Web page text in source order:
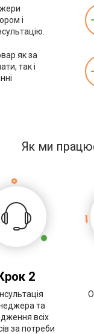
і
як за
так і
Як ми
2
та
всіх
за потреби